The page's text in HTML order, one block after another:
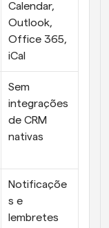
Calendar,
Outlook,
Office 365,
iCal
Sem
integrações
de CRM
nativas
Notificaçõe
s e
lembretes